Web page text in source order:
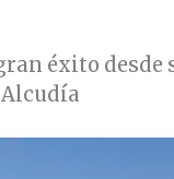
éxito desde